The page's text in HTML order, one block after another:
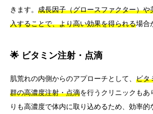
きます。 成長因子（グロースファクター）や
入することで、より高い効果を得られる場合
🌟 ビタミン注射・点滴
肌荒れの内側からのアプローチとして、 ビタ
群の高濃度注射・点滴を行うクリニックもあ
りも高濃度で体内に取り込めるため、効率